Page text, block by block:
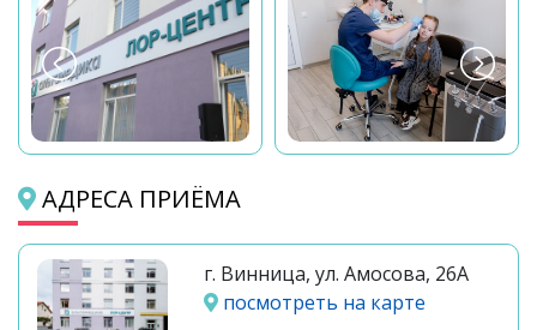
АДРЕСА ПРИЁМА
г. Винница, ул. Амосова, 26А
посмотреть на карте